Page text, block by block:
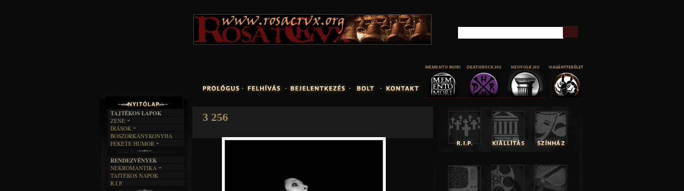
3 256
TAJTÉKOS LAPOK
ZENE
EGYÜTTESEK
INTERJÚK
FORDÍTÁSOK
DALSZÖVEGEK
ÍRÁSOK
IRODALOM
FILM
MŰVÉSZET
ÍRÁSTÖRTÉNET
BOSZORKÁNYKONYHA
FEKETE HUMOR
SZÖVEGES
RENDEZVÉNYEK
NEKROMANTIKA
AKTUÁLIS
A MÚLT
TAJTÉKOS NAPOK
R.I.P.